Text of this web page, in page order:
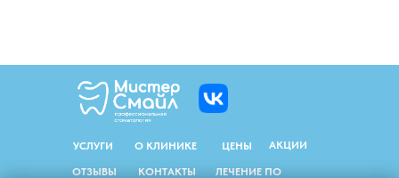
УСЛУГИ О КЛИНИКЕ ЦЕНЫ АКЦИИ
ОТЗЫВЫ ЛЕЧЕНИЕ ПО
КОНТАКТЫ